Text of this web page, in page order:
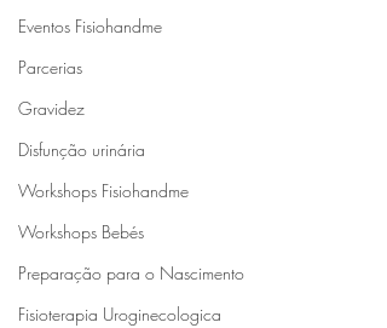
Eventos Fisiohandme
Parcerias
Gravidez
Disfunção urinária
Workshops Fisiohandme
Workshops Bebés
Preparação para o Nascimento
Fisioterapia Uroginecologica